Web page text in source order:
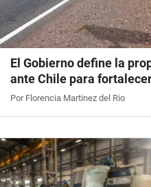
El Gobierno define la
ante Chile para
Por Florencia Martinez del Rio